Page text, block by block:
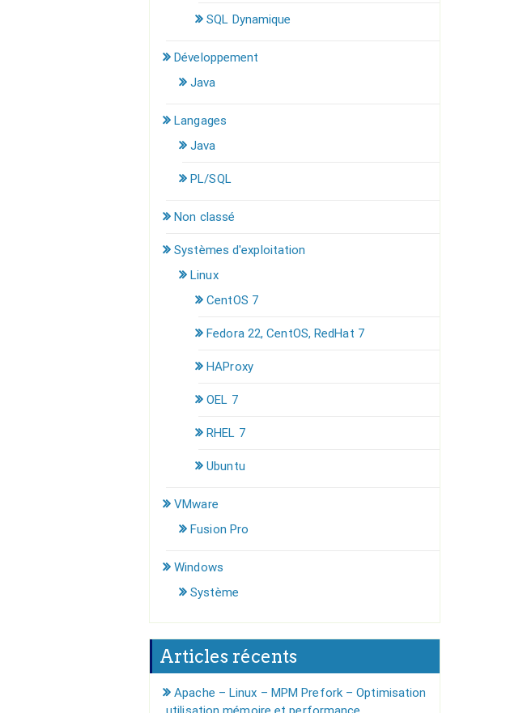
SQL Dynamique
Développement
Java
Langages
Java
PL/SQL
Non classé
Systèmes d'exploitation
Linux
CentOS 7
Fedora 22, CentOS, RedHat 7
HAProxy
OEL 7
RHEL 7
Ubuntu
VMware
Fusion Pro
Windows
Système
Articles récents
Apache – Linux – MPM Prefork – Optimisation